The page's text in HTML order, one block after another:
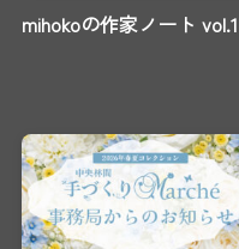
mihokoの作家ノート vol.1